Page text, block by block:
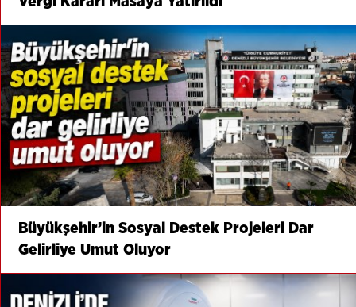
Büyükşehir’in Sosyal Destek Projeleri Dar
Gelirliye Umut Oluyor